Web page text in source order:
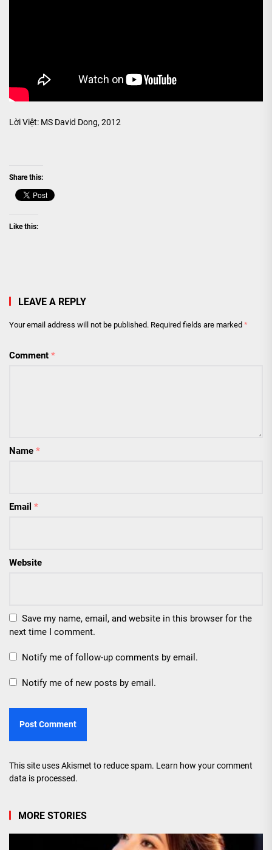
Lời Việt: MS David Dong, 2012
Share this:
Like this:
LEAVE A REPLY
Your email address will not be published. Required fields are marked *
Comment *
Name *
Email *
Website
Save my name, email, and website in this browser for the
next time I comment.
Notify me of follow-up comments by email.
Notify me of new posts by email.
This site uses Akismet to reduce spam. Learn how your comment
data is processed.
MORE STORIES